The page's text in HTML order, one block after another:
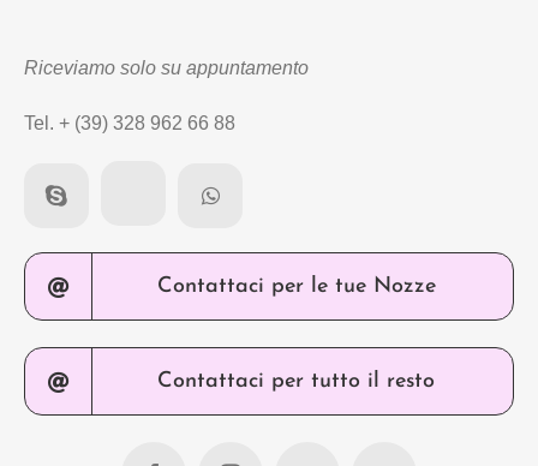
Riceviamo solo su appuntamento
Tel. + (39) 328 962 66 88
Contattaci per le tue Nozze
Contattaci per tutto il resto